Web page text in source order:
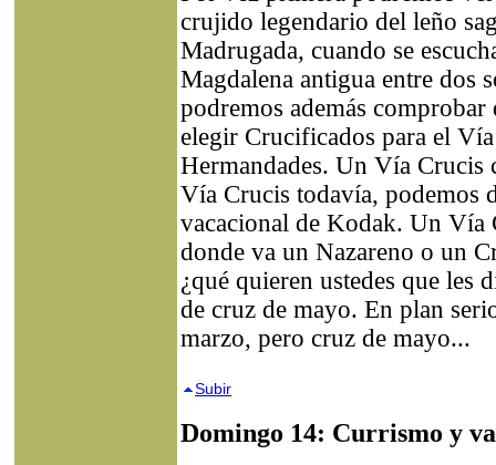
crujido legendario del leño
Madrugada, cuando se
Magdalena antigua entre dos
podremos además comprobar
elegir Crucificados para el
Hermandades. Un Vía Crucis
Vía Crucis todavía, podemos
vacacional de Kodak. Un Vía
donde va un Nazareno o un
¿qué quieren ustedes que les
de cruz de mayo. En plan
marzo, pero cruz de mayo...
Subir
Domingo 14: Currismo y